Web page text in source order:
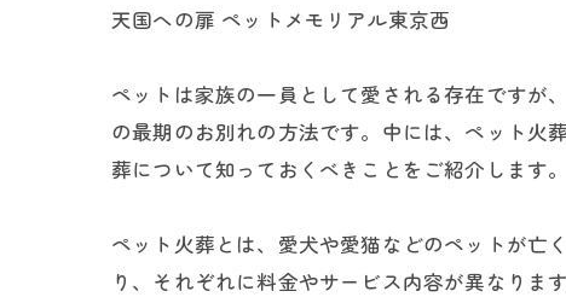
天国への扉 ペットメモリアル東京西
ペットは家族の一員として愛される存在ですが
の最期のお別れの方法です。中には、ペット火
葬について知っておくべきことをご紹介します。
ペット火葬とは、愛犬や愛猫などのペットが亡
り、それぞれに料金やサービス内容が異なり